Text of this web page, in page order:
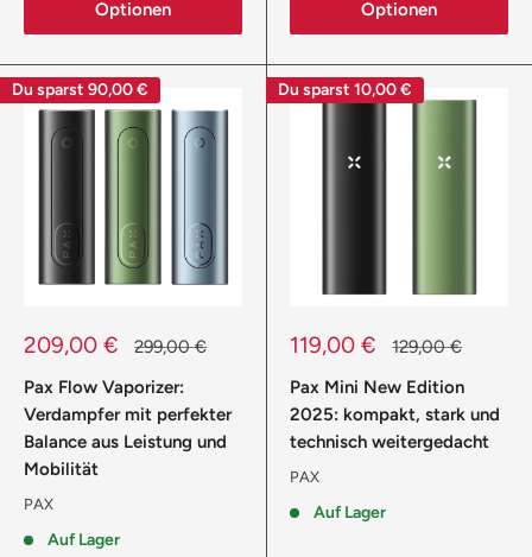
Optionen Optionen
Du sparst 90,00 €
Sonderpreis
209,00 € Normalpreis
299,00 €
Pax Flow Vaporizer:
Verdampfer mit perfekter
Balance aus Leistung und
Mobilität
PAX
Auf Lager
Du sparst 10,00 €
Sonderpreis
119,00 € Normalpreis
129,00 €
Pax Mini New Edition
2025: kompakt, stark und
technisch weitergedacht
PAX
Auf Lager